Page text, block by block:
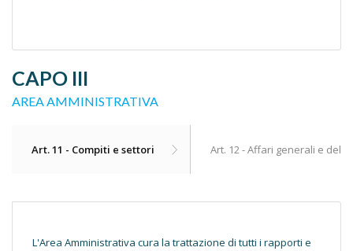
CAPO III
AREA AMMINISTRATIVA
Art. 11 - Compiti e settori Art. 12 - Affari generali e del
L'Area Amministrativa cura la trattazione di tutti i rapporti e